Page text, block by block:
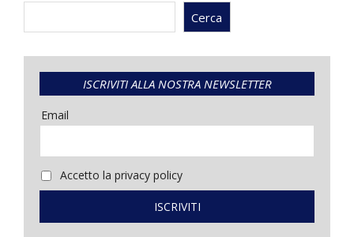
Cerca
ISCRIVITI ALLA NOSTRA NEWSLETTER
Email
Accetto la privacy policy